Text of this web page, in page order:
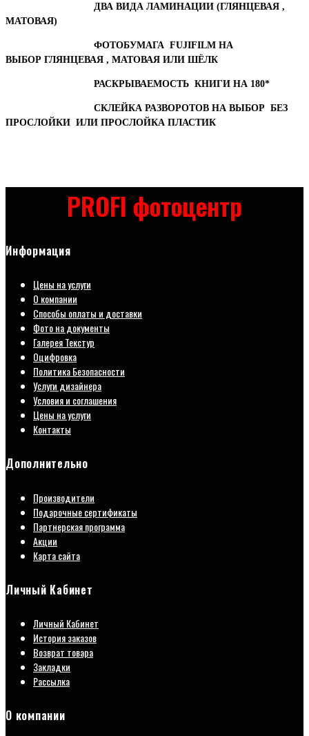
ДВА ВИДА ЛАМИНАЦИИ (ГЛЯНЦЕВАЯ ,
МАТОВАЯ)
ФОТОБУМАГА FUJIFILM НА
ВЫБОР ГЛЯНЦЕВАЯ , МАТОВАЯ ИЛИ ШЁЛК
РАСКРЫВАЕМОСТЬ КНИГИ НА 180*
СКЛЕЙКА РАЗВОРОТОВ НА ВЫБОР БЕЗ
ПРОСЛОЙКИ ИЛИ ПРОСЛОЙКА ПЛАСТИК
PROFI фотоцентр
Информация
Цены на услуги
О компании
Способы оплаты и доставки
Фото на документы
Галерея Текстур
Оцифровка
Политика Безопасности
Услуги дизайнера
Условия и соглашения
Цены на услуги
Контакты
Дополнительно
Производители
Подарочные сертификаты
Партнерская программа
Акции
Карта сайта
Личный Кабинет
Личный Кабинет
История заказов
Возврат товара
Закладки
Рассылка
О компании